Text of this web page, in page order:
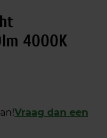
4000K
Vraag dan een